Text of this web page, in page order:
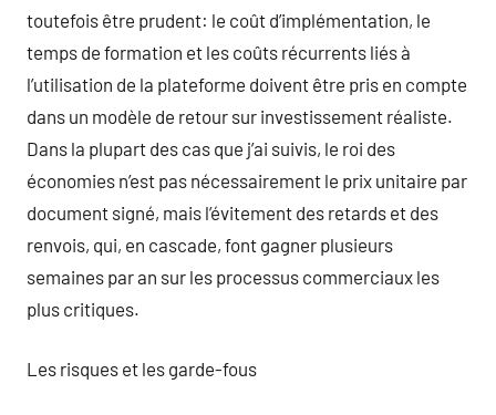
toutefois être prudent: le coût d’implémentation, le
temps de formation et les coûts récurrents liés à
l’utilisation de la plateforme doivent être pris en compte
dans un modèle de retour sur investissement réaliste.
Dans la plupart des cas que j’ai suivis, le roi des
économies n’est pas nécessairement le prix unitaire par
document signé, mais l’évitement des retards et des
renvois, qui, en cascade, font gagner plusieurs
semaines par an sur les processus commerciaux les
plus critiques.
Les risques et les garde-fous